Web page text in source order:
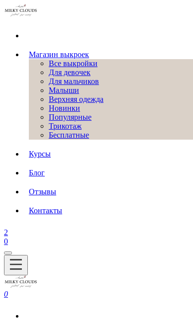
Магазин выкроек
Все выкройки
Для девочек
Для мальчиков
Малыши
Верхняя одежда
Новинки
Популярные
Трикотаж
Бесплатные
Курсы
Блог
Отзывы
Контакты
2
0
0